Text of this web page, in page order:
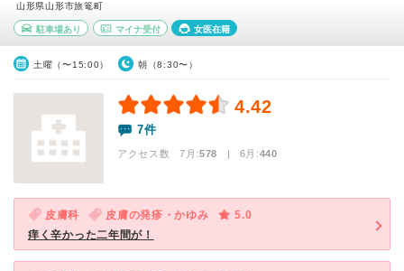
山形県山形市旅篭町
駐車場あり マイナ受付 女医在籍
土曜（〜15:00） 朝（8:30〜）
4.42
7件
アクセス数 7月:578 | 6月:440
皮膚科 皮膚の発疹・かゆみ
5.0
痒く辛かった二年間が！